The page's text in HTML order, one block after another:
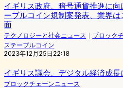
イギリス政府、暗号通貨推進に
ーブルコイン規制案発表、業界
面
テクノロジーと社会ニュース ｜ ブロック
ステーブルコイン
2023年12月25日22:18
イギリス議会、デジタル経済成
ブロックチェーンニュース